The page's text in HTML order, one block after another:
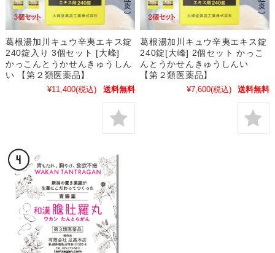
葛根湯加川キュウ辛夷エキス錠
240錠入り 3個セット [大峰]
かっこんとうかせんきゅうしん
い 【第２類医薬品】
¥11,400(税込) 送料無料
葛根湯加川キュウ辛夷エキス錠
240錠[大峰] 2個セット かっこ
んとうかせんきゅうしんい
【第２類医薬品】
¥7,600(税込) 送料無料